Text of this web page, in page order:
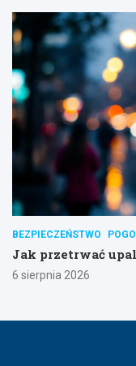
BEZPIECZEŃSTWO
Jak przetrwać
6 sierpnia 2026